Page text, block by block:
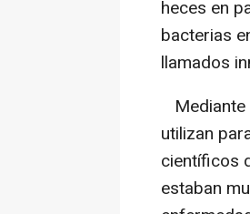
heces en
bacterias
llamados
utilizan
científicos
estaban